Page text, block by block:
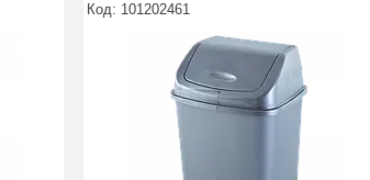
101202461